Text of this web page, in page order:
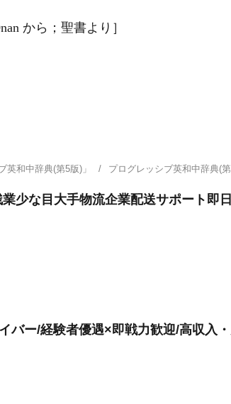
から；聖書より］
英和中辞典(第5版)」 プログレッシブ英和中辞典(
少な目大手物流企業配送サポート即
バー/経験者優遇×即戦力歓迎/高収入